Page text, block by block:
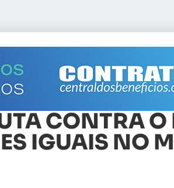
CONTRA O
IGUAIS NO